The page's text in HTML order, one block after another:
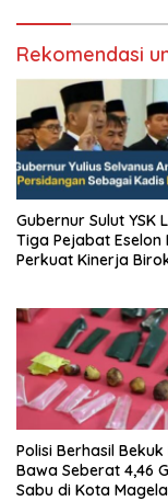
Rekomendasi
Gubernur Sulut YSK Lantik
Tiga Pejabat Eselon
Perkuat Kinerja
Polisi Berhasil Bekuk
Bawa Seberat 4,46
Sabu di Kota